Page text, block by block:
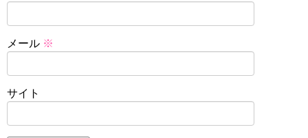
メール ※
サイト